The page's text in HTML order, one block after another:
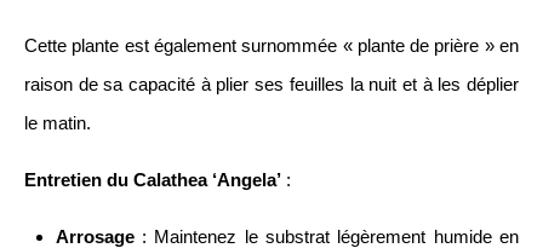
Cette plante est également surnommée « plante de prière » en
raison de sa capacité à plier ses feuilles la nuit et à les déplier
le matin.
Entretien du Calathea ‘Angela’ :
Arrosage: Maintenez le substrat légèrement humide en